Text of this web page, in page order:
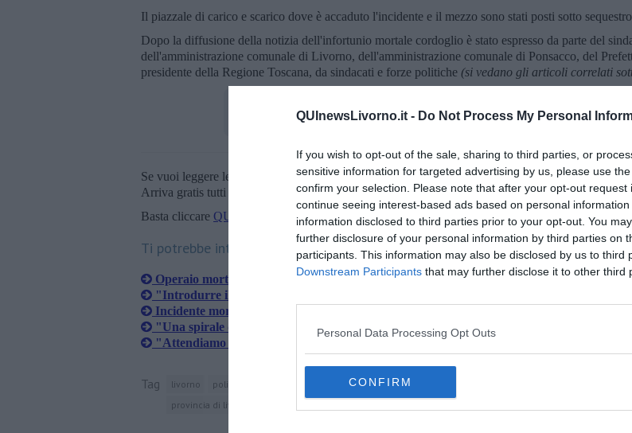
QUInewsLivorno.it - Do Not Process My Personal
If you wish to opt-out of the sale, sharing to third parties, or
sensitive information for targeted advertising by us, please use
confirm your selection. Please note that after your opt-out request
continue seeing interest-based ads based on personal
information disclosed to third parties prior to your opt-out. You
further disclosure of your personal information by third parties on
participants. This information may also be disclosed by us to third
Downstream Participants that may further disclose it to other third
Personal Data Processing Opt Outs
CONFIRM
Il piazzale di carico e scarico dove è accaduto l'incidente e il mezzo sono stati posti sotto
Dopo la diffusione della notizia dell'infortunio mortale cordoglio è stato espresso da parte del
dell'amministrazione comunale di Livorno, dell'amministrazione comunale di Ponsacco, del
presidente della Regione Toscana, da sindacati e forze politiche (si vedano gli articoli correlati
Se vuoi leggere le notizie principali della Toscana iscriviti allaNewsletter QUInews -
Arriva gratis tutti i giorni alle 20:00 direttamente nella tua casella di posta.
Basta cliccare QUI
Ti potrebbe interessare anche:
Operaio morto, il cordoglio
"Introdurre il reato di omicidio sul lavoro"
Incidente mortale sul lavoro, "necessario agire"
"Una spirale di dolore che va fermata"
"Attendiamo esito delle indagini"
Tag livorno polizia di stato automedica federico ricci
provincia di livorno